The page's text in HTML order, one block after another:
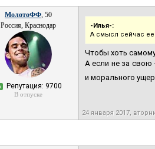
МолотоФФ, 50
Россия, Краснодар
Репутация: 9700
В отпуске
-Илья-:
А смысл сейчас ее
Чтобы хоть
А если не за свою
и морального
24 января 2017,